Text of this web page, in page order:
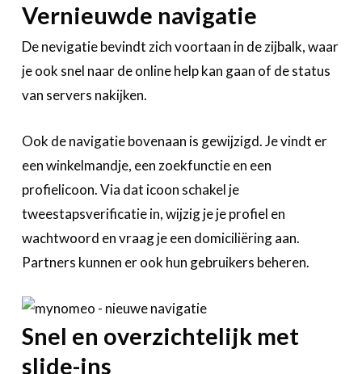
Vernieuwde navigatie
De nevigatie bevindt zich voortaan in de zijbalk, waar
je ook snel naar de online help kan gaan of de status
van servers nakijken.
Ook de navigatie bovenaan is gewijzigd. Je vindt er
een winkelmandje, een zoekfunctie en een
profielicoon. Via dat icoon schakel je
tweestapsverificatie in, wijzig je je profiel en
wachtwoord en vraag je een domiciliëring aan.
Partners kunnen er ook hun gebruikers beheren.
Snel en overzichtelijk met
slide-ins